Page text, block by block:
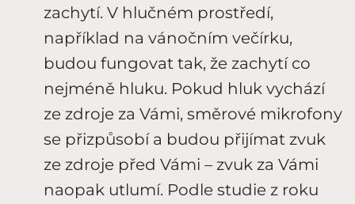
zachytí. V hlučném prostředí,
například na vánočním večírku,
budou fungovat tak, že zachytí co
nejméně hluku. Pokud hluk vychází
ze zdroje za Vámi, směrové mikrofony
se přizpůsobí a budou přijímat zvuk
ze zdroje před Vámi – zvuk za Vámi
naopak utlumí. Podle studie z roku